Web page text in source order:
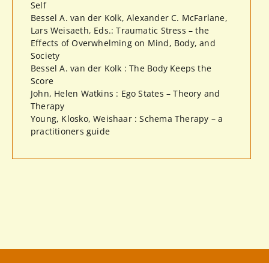
Self
Bessel A. van der Kolk, Alexander C. McFarlane,
Lars Weisaeth, Eds.: Traumatic Stress – the
Effects of Overwhelming on Mind, Body, and
Society
Bessel A. van der Kolk : The Body Keeps the
Score
John, Helen Watkins : Ego States – Theory and
Therapy
Young, Klosko, Weishaar : Schema Therapy – a
practitioners guide